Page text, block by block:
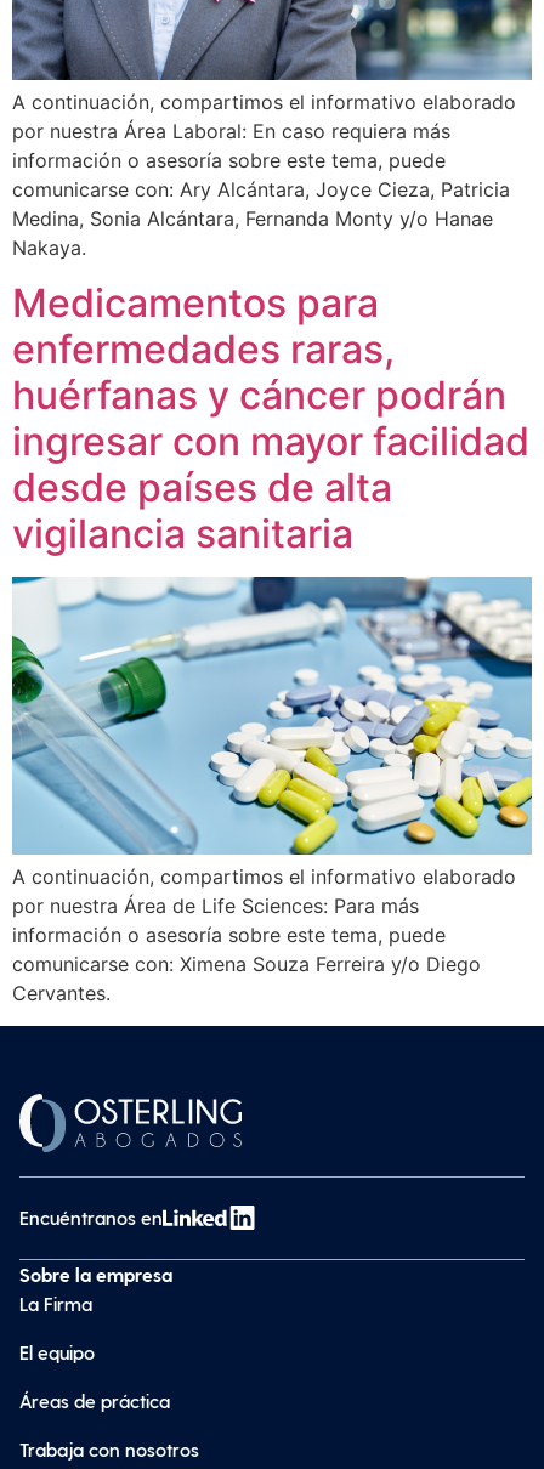
A continuación, compartimos el informativo elaborado
por nuestra Área Laboral: En caso requiera más
información o asesoría sobre este tema, puede
comunicarse con: Ary Alcántara, Joyce Cieza, Patricia
Medina, Sonia Alcántara, Fernanda Monty y/o Hanae
Nakaya.
Medicamentos para
enfermedades raras,
huérfanas y cáncer podrán
ingresar con mayor facilidad
desde países de alta
vigilancia sanitaria
A continuación, compartimos el informativo elaborado
por nuestra Área de Life Sciences: Para más
información o asesoría sobre este tema, puede
comunicarse con: Ximena Souza Ferreira y/o Diego
Cervantes.
Encuéntranos en
Sobre la empresa
La Firma
El equipo
Áreas de práctica
Trabaja con nosotros